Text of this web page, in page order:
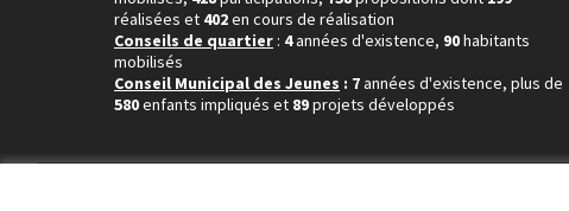
réalisées et 402en cours de réalisation
Conseils de quartier : 4années d'existence, 90habitants
mobilisés
Conseil Municipal des Jeunes : 7années d'existence, plus de
580enfants impliqués et 89projets développés